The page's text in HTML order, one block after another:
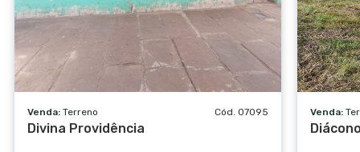
Venda: Terreno Cód. 07095
Divina Providência
Venda: